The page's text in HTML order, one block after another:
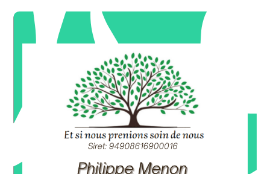
OFFRE DE BIENVENUE
sur une séance flash 60min (soit 10%)
OFFRE DE BIENVENUE
sur la 1ère séance d'accompagnement 60mn (soit 10%)
OFFRE DE BIENVENUE
sur la 2ème séance d'accompagnement 60mn. (soit